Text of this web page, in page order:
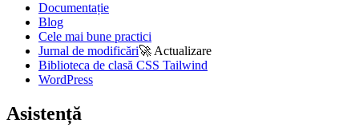
Documentație
Blog
Cele mai bune practici
Jurnal de modificări🚀 Actualizare
Biblioteca de clasă CSS Tailwind
WordPress
Asistență